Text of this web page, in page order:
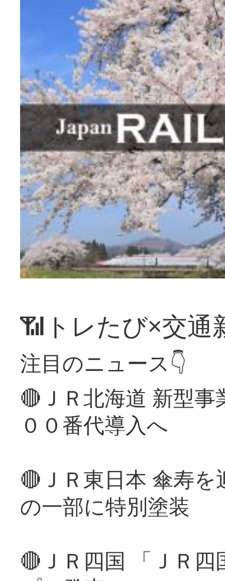
📶トレたび×交通
注目のニュース👇
🔴ＪＲ北海道 新型
００番代導入へ
🔴ＪＲ東日本 傘寿
の一部に特別塗装
🔴ＪＲ四国 「ＪＲ